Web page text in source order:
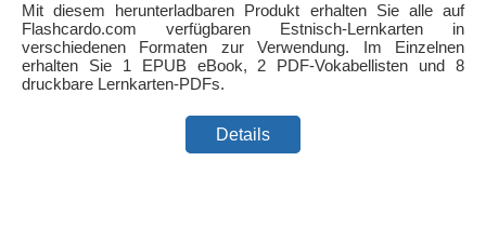
Mit diesem herunterladbaren Produkt erhalten Sie alle auf
Flashcardo.com verfügbaren Estnisch-Lernkarten in
verschiedenen Formaten zur Verwendung. Im Einzelnen
erhalten Sie 1 EPUB eBook, 2 PDF-Vokabellisten und 8
druckbare Lernkarten-PDFs.
Details